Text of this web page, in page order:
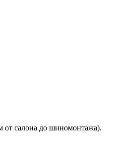
от салона до шиномонтажа).